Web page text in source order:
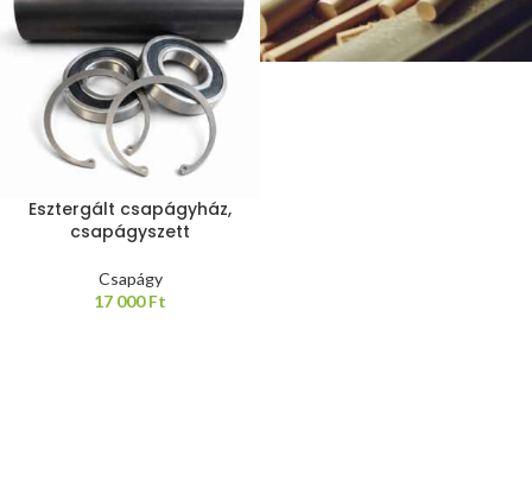
Esztergált csapágyház,
csapágyszett
Csapágy
17 000Ft